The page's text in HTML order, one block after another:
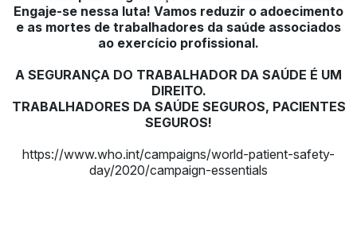
Engaje-se nessa luta! Vamos reduzir o adoecimento
e as mortes de trabalhadores da saúde associados
ao exercício profissional.
A SEGURANÇA DO TRABALHADOR DA SAÚDE É UM
DIREITO.
TRABALHADORES DA SAÚDE SEGUROS, PACIENTES
SEGUROS!
https://www.who.int/campaigns/world-patient-safety-
day/2020/campaign-essentials